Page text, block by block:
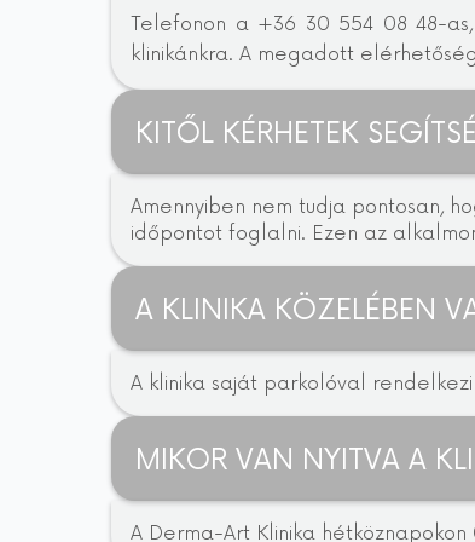
Telefonon a +36 30 554 08 48-
klinikánkra. A megadott
KITŐL KÉRHETEK
Amennyiben nem tudja pontosan,
időpontot foglalni. Ezen az
A KLINIKA KÖZELÉBEN
A klinika saját parkolóval
MIKOR VAN NYITVA A
A Derma-Art Klinika